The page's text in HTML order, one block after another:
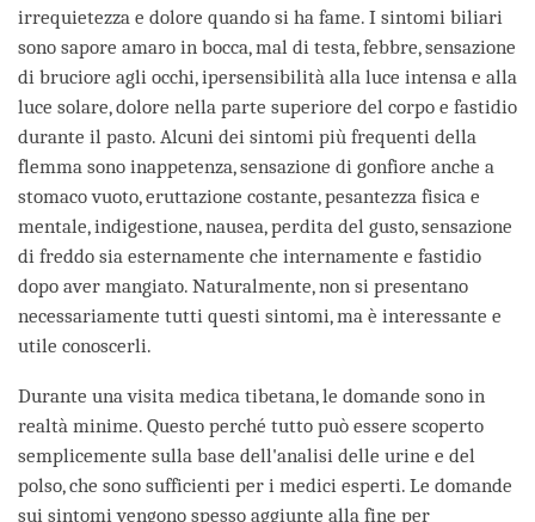
irrequietezza e dolore quando si ha fame. I sintomi biliari
sono sapore amaro in bocca, mal di testa, febbre, sensazione
di bruciore agli occhi, ipersensibilità alla luce intensa e alla
luce solare, dolore nella parte superiore del corpo e fastidio
durante il pasto. Alcuni dei sintomi più frequenti della
flemma sono inappetenza, sensazione di gonfiore anche a
stomaco vuoto, eruttazione costante, pesantezza fisica e
mentale, indigestione, nausea, perdita del gusto, sensazione
di freddo sia esternamente che internamente e fastidio
dopo aver mangiato. Naturalmente, non si presentano
necessariamente tutti questi sintomi, ma è interessante e
utile conoscerli.
Durante una visita medica tibetana, le domande sono in
realtà minime. Questo perché tutto può essere scoperto
semplicemente sulla base dell'analisi delle urine e del
polso, che sono sufficienti per i medici esperti. Le domande
sui sintomi vengono spesso aggiunte alla fine per